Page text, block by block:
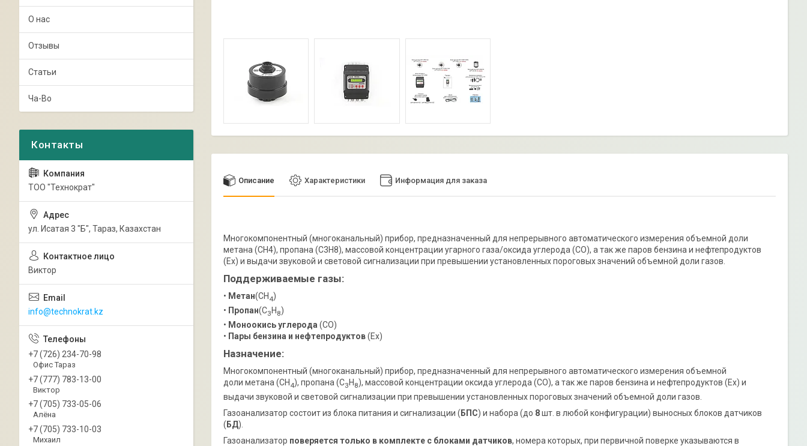
Описание Характеристики Информация для заказа
Многокомпонентный (многоканальный) прибор, предназначенный для непрерывного автоматического измерения объемной доли
метана (CH4), пропана (C3H8), массовой концентрации угарного газа/оксида углерода (CO), а так же паров бензина и нефтепродуктов
(Ex) и выдачи звуковой и световой сигнализации при превышении установленных пороговых значений объемной доли газов.
Поддерживаемые газы:
• Метан(CH 4)
• Пропан(C3 H 8)
• Моноокись углерода (CO)
• Пары бензина и нефтепродуктов(Ex)
Назначение:
Многокомпонентный (многоканальный) прибор, предназначенный для непрерывного автоматического измерения объемной
доли метана (CH 4), пропана (C3 H 8), массовой концентрации оксида углерода (CO), а так же паров бензина и нефтепродуктов (Ex) и
выдачи звуковой и световой сигнализации при превышении установленных пороговых значений объемной доли газов.
Газоанализатор состоит из блока питания и сигнализации (БПС) и набора (до 8шт. в любой конфигурации) выносных блоков датчиков
(БД).
Газоанализатор поверяется только в комплекте с блоками датчиков, номера которых, при первичной поверке указываются в
О нас
Отзывы
Статьи
Ча-Во
ТОО "Технократ"
ул. Исатая 3 "Б", Тараз, Казахстан
Виктор
info@technokrat.kz
+7 (726) 234-70-98
Офис Тараз
+7 (777) 783-13-00
Виктор
+7 (705) 733-05-06
Алёна
+7 (705) 733-10-03
Михаил